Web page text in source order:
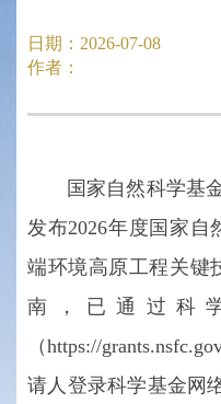
日期： 2026-07-08
作者：
国家自然科学基金
发布2026年度国家
端环境高原工程关键
南，已通过科
（https://
请人登录科学基金网